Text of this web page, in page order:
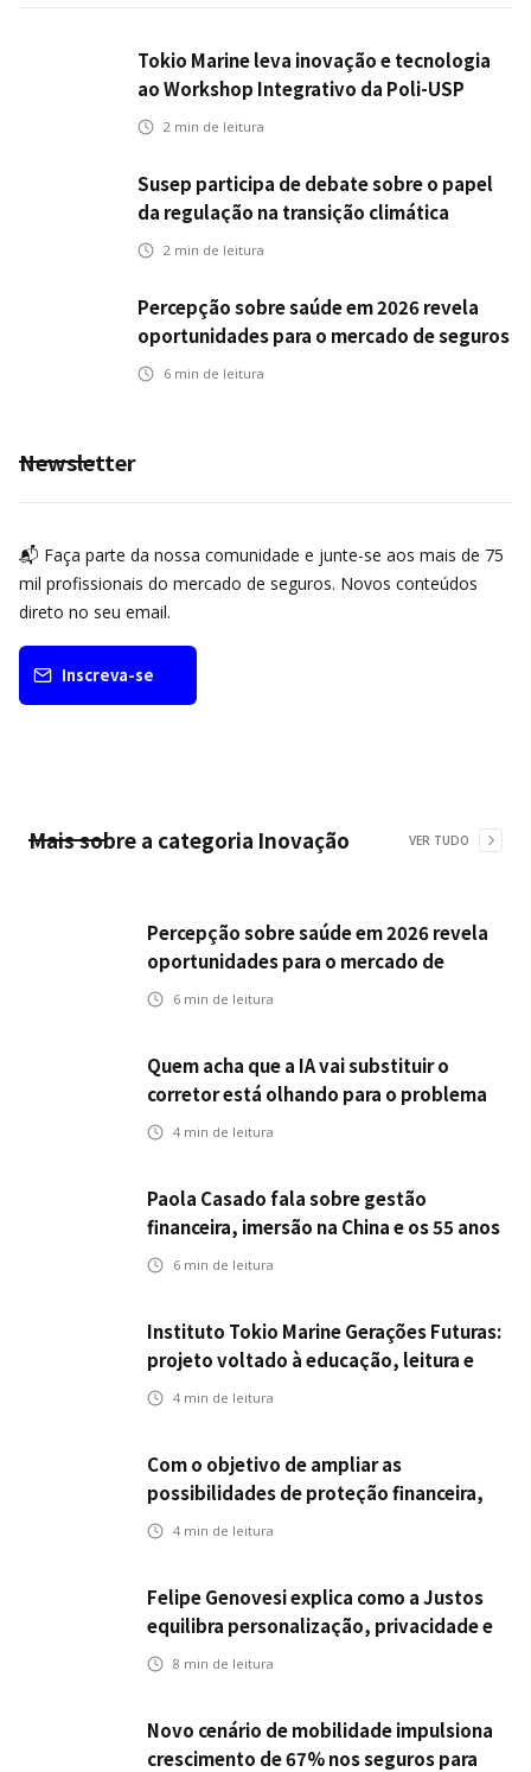
Tokio Marine leva inovação e tecnologia
ao Workshop Integrativo da Poli-USP
2 min de leitura
Susep participa de debate sobre o papel
da regulação na transição climática
2 min de leitura
Percepção sobre saúde em 2026 revela
oportunidades para o mercado de seguros
ampliar cobertura e prevenção
6 min de leitura
Newsletter
📬 Faça parte da nossa comunidade e junte-se aos mais de 75
mil profissionais do mercado de seguros. Novos conteúdos
direto no seu email.
Inscreva-se
Mais sobre a categoria Inovação VER TUDO
Percepção sobre saúde em 2026 revela
oportunidades para o mercado de
seguros ampliar cobertura e prevenção
6 min de leitura
Quem acha que a IA vai substituir o
corretor está olhando para o problema
errado
4 min de leitura
Paola Casado fala sobre gestão
financeira, imersão na China e os 55 anos
da ENS
6 min de leitura
Instituto Tokio Marine Gerações Futuras:
projeto voltado à educação, leitura e
empregabilidade
4 min de leitura
Com o objetivo de ampliar as
possibilidades de proteção financeira,
Icatu Seguros eleva capital segurado
4 min de leitura
Felipe Genovesi explica como a Justos
equilibra personalização, privacidade e
tecnologia
8 min de leitura
Novo cenário de mobilidade impulsiona
crescimento de 67% nos seguros para